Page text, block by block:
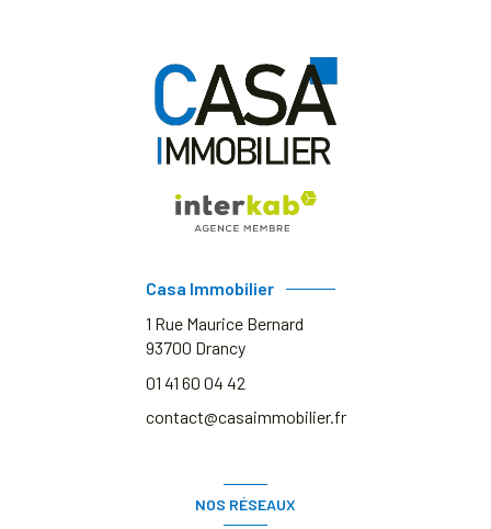
Casa Immobilier
1 Rue Maurice Bernard
93700 Drancy
01 41 60 04 42
contact@casaimmobilier.fr
NOS RÉSEAUX